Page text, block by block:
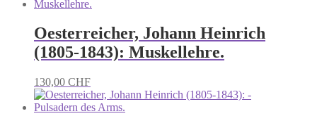
Oesterreicher, Johann Heinrich
(1805-1843): Muskellehre.
130,00 CHF